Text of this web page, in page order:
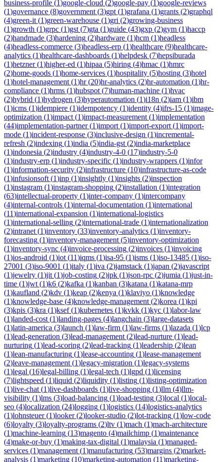
business-profile (1)google-cloud (2)google-pay (1)google-reviews
(1)governance (8)government (3)gpt (1)grafana (1)grants (2)graphql
(4)green-it (1)green-warehouse (1)gri (2)growing-business
(1)growth (1)grpc (1)gst (7)gta (1)guide (43)gxp (2)gym (1)haccp
(2)handmade (3)hardening (2)hardware (1)hcm (1)headless
(4)headless-commerce (3)headless-erp (1)healthcare (9)healthcare-
analytics (1)healthcare-dashboards (1)helpdesk (7)hepsiburada
(1)hetzner(1)higher-ed (1)hipaa (5)hiring (4)hmac (1)hmrc
(2)home-goods (1)home-services (1)hospitality (5)hosting (3)hotel
(1)hotel-management (1)hr(20)hr-analytics (2)hr-automation (1)hr-
compliance (1)hrms (1)hubspot (7)human-machine (1)hvac
(2)hybrid (1)hydrogen (3)hyperautomation (1)i18n (2)iam (1)ibm
(1)icms (1)idempiere (1)idempotency (1)identity (4)ifrs-15 (1)image-
optimization (1)impact (1)impact-measurement (1)implementation
(44)implementation-partner(1)import (1)import-export (1)import-
mode (1)incident-response (3)inclusive-design (1)incremental-
refresh (2)indexing (1)india (5)india-gst (2)india-marketplace
(1)indonesia (2)industry (4)industry-4-0 (17)industry-5-0
(1)industry-erp (1)industry-specific (1)industry-wrappers (1)infor
(1)information-security (2)infrastructure (10)infrastructure-as-code
(1)infusionsoft (1)inp (1)insightly (1)insights (2)inspection
(1)instagram (1)instagram-shopping (2)installation (1)integration
(63)intellectual-property (1)inter-company (1)intercompany
(4)internal-controls (1)internal-documentation (1)international
(11)international-expansion (1)international-logistics
(1)international-selling (2)international-trade (1)internationalization
(2)intranet (1)inventory (33)inventory-analytics (1)inventory-
forecasting (1)inventory-management (5)inventory-optimization
(1)inventory-sync (4)invoice-processing (2)invoices (1)invoicing
(1)ios-android (1)iot (11)iqms (1)isa-95 (1)isms (1)iso-13485 (1)iso-
27001 (3)iso-9001 (1)italy (1)iva (2)jamstack (1)japan (2)javascript
(1)jewelry (1)jit (1)job-costing (2)jpk (1)json-rpc (2)jumia (1)just-in-
time (1)jwt (1)k6 (2)kafka (1)kanban (3)katana (1)katana-mrp
(1)kaufland (2)kdv (1)keap (2)kenya (1)klaviyo (1)knowledge
(1)knowledge-base (4)knowledge-management (2)korea (1)kpi
(3)kpis (3)kra (1)ksef(1)kubernetes (1)kvkk (1)kyc (1)labor-law
(1)landed-cost (1)landing-pages (4)langchain (3)large-datasets
(1)latin-america (3)launch (1)law-firm (1)law-firms (1)lazada (1)lcp
(1)lead-generation (3)lead-management (2)lead-nurture (1)lead-
nurturing (1)lead-scoring (2)lead-tracking (1)leadership (2)lean
(1)lean-manufacturing (1)lease-accounting (1)lease-management
(2)leave-management (1)legacy-migration (1)legacy-systems
(1)legal (16)legal-billing (1)legal-tech (1)lgpd (1)licensing
(7)lightspeed (1)liquid (2)liquidity (1)listing (1)listing-optimization
(1)live-chat (1)live-dashboards (1)live-shopping (1)llm (4)llm-
visibility (1)lms (3)load-balancing (1)load-testing (3)local (1)local-
seo (4)localization (24)logging (1)logistics (14)logistics-analytics
(1)lohnsteuer(1)looker(2)looker-studio (2)lot-tracking (1)low-code
(6)loyalty (3)loyalty-programs (2)ltv (1)mach (1)mach-architecture
(1)machine-learning (13)magento (4)mailchimp (1)maintenance
(4)make-or-buy (1)making-tax-digital (1)malaysia (1)managed-
services (1)management (1)manufacturing (53)margins (2)market-
analysis (1)marketing (10)marketing-automation (11)marketing-